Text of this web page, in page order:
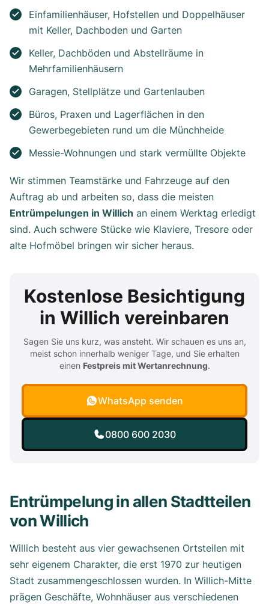
Einfamilienhäuser, Hofstellen und Doppelhäuser
mit Keller, Dachboden und Garten
Keller, Dachböden und Abstellräume in
Mehrfamilienhäusern
Garagen, Stellplätze und Gartenlauben
Büros, Praxen und Lagerflächen in den
Gewerbegebieten rund um die Münchheide
Messie-Wohnungen und stark vermüllte Objekte
Wir stimmen Teamstärke und Fahrzeuge auf den
Auftrag ab und arbeiten so, dass die meisten
Entrümpelungen in Willich an einem Werktag erledigt
sind. Auch schwere Stücke wie Klaviere, Tresore oder
alte Hofmöbel bringen wir sicher heraus.
Kostenlose Besichtigung
in Willich vereinbaren
Sagen Sie uns kurz, was ansteht. Wir schauen es uns an,
meist schon innerhalb weniger Tage, und Sie erhalten
einen Festpreis mit Wertanrechnung.
WhatsApp senden
0800 600 2030
Entrümpelung in allen Stadtteilen
von Willich
Willich besteht aus vier gewachsenen Ortsteilen mit
sehr eigenem Charakter, die erst 1970 zur heutigen
Stadt zusammengeschlossen wurden. In Willich-Mitte
prägen Geschäfte, Wohnhäuser aus verschiedenen